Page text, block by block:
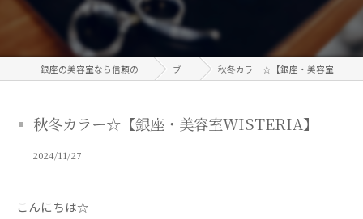
銀座の美容室なら信頼のWISTERIA ブログ 秋冬カラー☆【銀座・美容室WISTERIA】
秋冬カラー☆【銀座・美容室WISTERIA】
2024/11/27
こんにちは☆